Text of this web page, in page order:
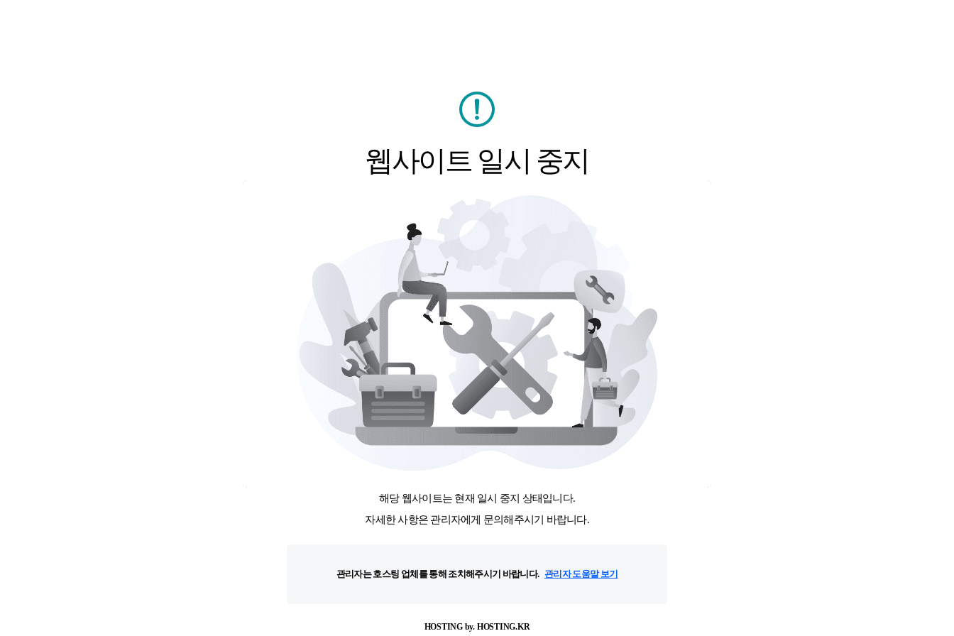
웹사이트 일시 중지
해당 웹사이트는 현재 일시 중지 상태입니다.
자세한 사항은 관리자에게 문의해주시기 바랍니다.
관리자는 호스팅 업체를 통해 조치해주시기 바랍니다. 관리자 도움말 보기
HOSTING by. HOSTING.KR